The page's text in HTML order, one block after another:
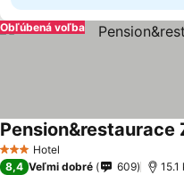
Obľúbená voľba
3 Počet hviezdičiek
Hotel
Pension&restaurace
8,4 Veľmi dobré 609